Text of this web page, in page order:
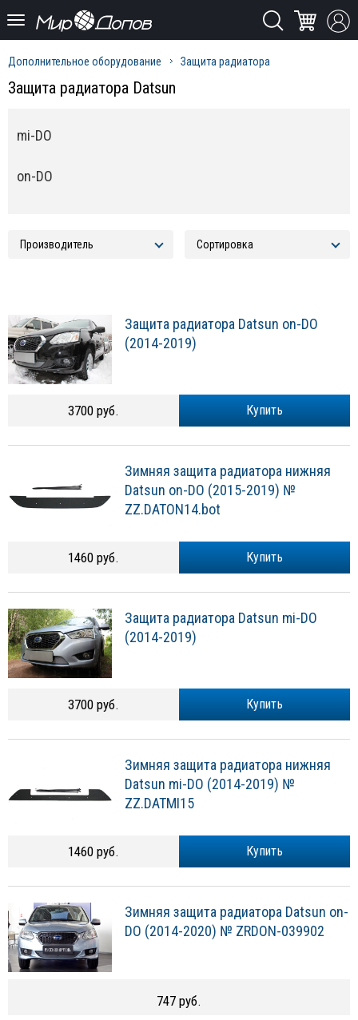
Дополнительное оборудование Защита радиатора
Защита радиатора Datsun
mi-DO
on-DO
Защита радиатора Datsun on-DO
(2014-2019)
Купить
3700 руб.
Зимняя защита радиатора нижняя
Datsun on-DO (2015-2019) №
ZZ.DATON14.bot
Купить
1460 руб.
Защита радиатора Datsun mi-DO
(2014-2019)
Купить
3700 руб.
Зимняя защита радиатора нижняя
Datsun mi-DO (2014-2019) №
ZZ.DATMI15
Купить
1460 руб.
Зимняя защита радиатора Datsun on-
DO (2014-2020) № ZRDON-039902
747 руб.